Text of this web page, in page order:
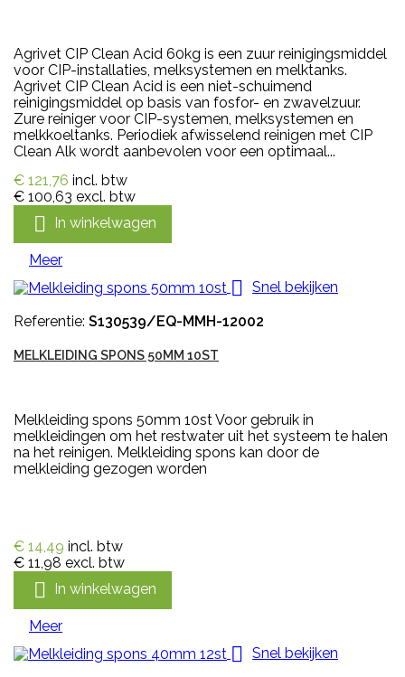
Agrivet CIP Clean Acid 60kg is een zuur reinigingsmiddel
voor CIP-installaties, melksystemen en melktanks.
Agrivet CIP Clean Acid is een niet-schuimend
reinigingsmiddel op basis van fosfor- en zwavelzuur.
Zure reiniger voor CIP-systemen, melksystemen en
melkkoeltanks. Periodiek afwisselend reinigen met CIP
Clean Alk wordt aanbevolen voor een optimaal...
€ 121,76 incl. btw
€ 100,63 excl. btw
 In winkelwagen
Meer
 Snel bekijken
Referentie: S130539/EQ-MMH-12002
MELKLEIDING SPONS 50MM 10ST
Melkleiding spons 50mm 10st Voor gebruik in
melkleidingen om het restwater uit het systeem te halen
na het reinigen. Melkleiding spons kan door de
melkleiding gezogen worden
€ 14,49 incl. btw
€ 11,98 excl. btw
 In winkelwagen
Meer
 Snel bekijken